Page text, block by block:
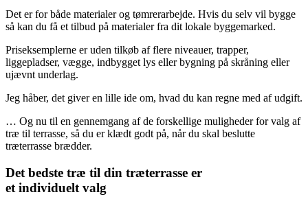
Det er for både materialer og tømrerarbejde. Hvis du selv vil bygge
så kan du få et tilbud på materialer fra dit lokale byggemarked.
Priseksemplerne er uden tilkøb af flere niveauer, trapper,
liggepladser, vægge, indbygget lys eller bygning på skråning eller
ujævnt underlag.
Jeg håber, det giver en lille ide om, hvad du kan regne med af udgift.
… Og nu til en gennemgang af de forskellige muligheder for valg af
træ til terrasse, så du er klædt godt på, når du skal beslutte
træterrasse brædder.
Det bedste træ til din træterrasse er
et individuelt valg